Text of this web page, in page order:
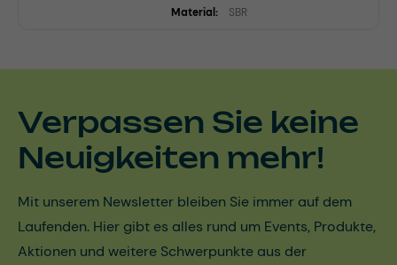
Material: SBR
Verpassen Sie keine
Neuigkeiten mehr!
Mit unserem Newsletter bleiben Sie immer auf dem
Laufenden. Hier gibt es alles rund um Events, Produkte,
Aktionen und weitere Schwerpunkte aus der